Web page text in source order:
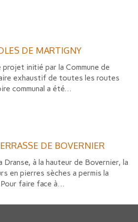
DE MARTIGNY
projet initié par la Commune de
exhaustif de toutes les routes
communal a été...
DE BOVERNIER
Dranse, à la hauteur de Bovernier, la
en pierres sèches a permis la
faire face à...